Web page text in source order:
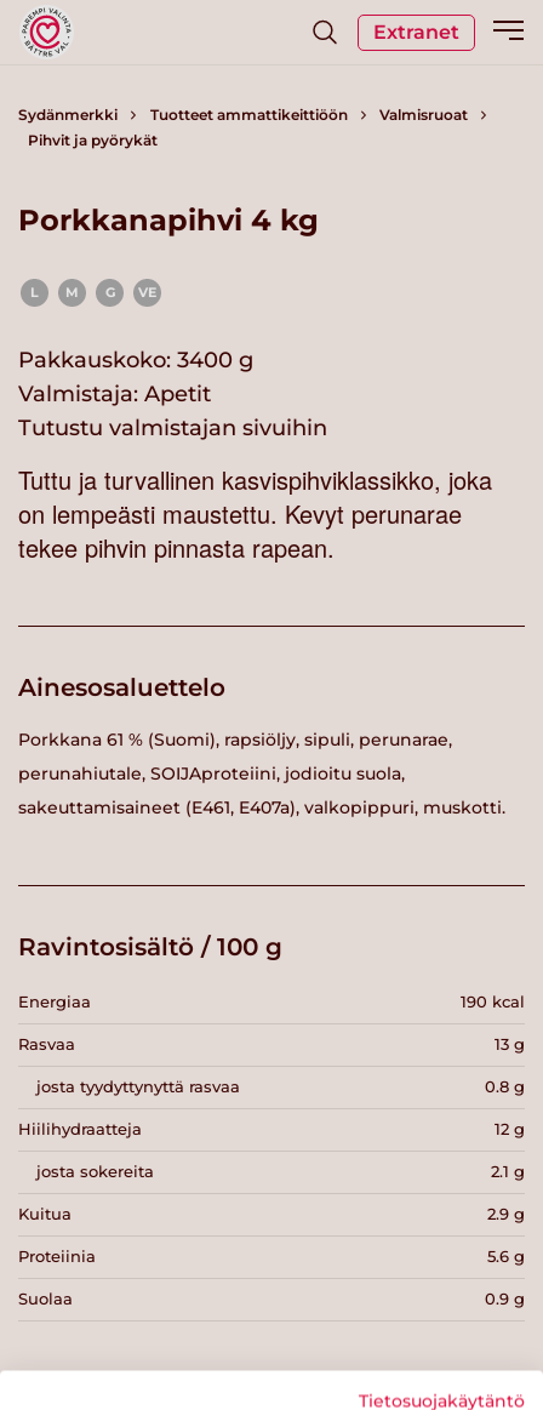
Extranet
Sydänmerkki Tuotteet ammattikeittiöön
Valmisruoat
Pihvit ja pyörykät
Porkkanapihvi 4 kg
L M G VE
Pakkauskoko: 3400 g
Valmistaja: Apetit
Tutustu valmistajan sivuihin
Tuttu ja turvallinen kasvispihviklassikko, joka
on lempeästi maustettu. Kevyt perunarae
tekee pihvin pinnasta rapean.
Ainesosaluettelo
Porkkana 61 % (Suomi), rapsiöljy, sipuli, perunarae,
perunahiutale, SOIJAproteiini, jodioitu suola,
sakeuttamisaineet (E461, E407a), valkopippuri, muskotti.
Ravintosisältö / 100 g
Energiaa 190 kcal
Rasvaa 13 g
josta tyydyttynyttä rasvaa 0.8 g
Hiilihydraatteja 12 g
josta sokereita 2.1 g
Kuitua 2.9 g
Proteiinia 5.6 g
Suolaa 0.9 g
Tietosuojakäytäntö